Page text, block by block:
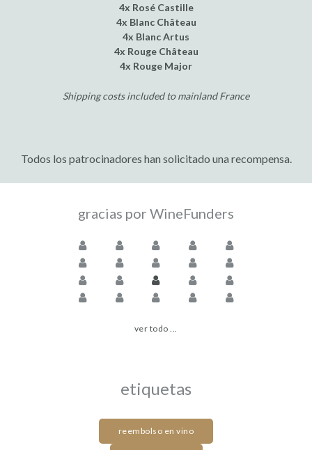
4x Rosé Castille
4x Blanc Château
4x Blanc Artus
4x Rouge Château
4x Rouge Major
Shipping costs included to mainland France
Todos los patrocinadores han solicitado una recompensa.
gracias por WineFunders
ver todo ...
etiquetas
reembolso en vino